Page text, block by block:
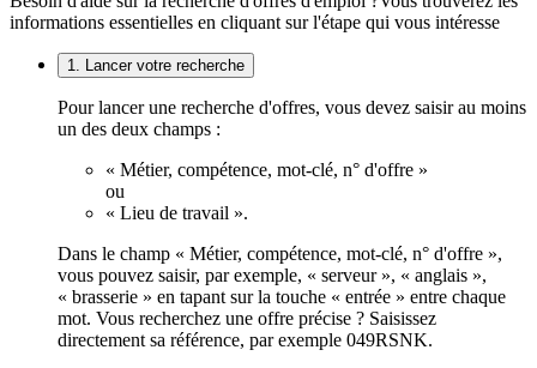
informations essentielles en cliquant sur l'étape qui vous intéresse
1. Lancer votre recherche
Pour lancer une recherche d'offres, vous devez saisir au moins
un des deux champs :
« Métier, compétence, mot-clé, n° d'offre »
ou
« Lieu de travail ».
Dans le champ « Métier, compétence, mot-clé, n° d'offre »,
vous pouvez saisir, par exemple, « serveur », « anglais »,
« brasserie » en tapant sur la touche « entrée » entre chaque
mot. Vous recherchez une offre précise ? Saisissez
directement sa référence, par exemple 049RSNK.